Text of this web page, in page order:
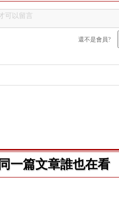
還不是會員?
同一篇文章誰也在看